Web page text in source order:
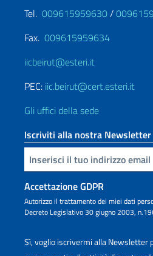
Tel. 009615959630/
Fax. 009615959634
iicbeirut@esteri.it
PEC: iic.beirut@cert.esteri.it
Gli uffici della sede
Iscriviti alla nostra Newsletter
Inserisci la tua email
Accettazione GDPR
Autorizzo il trattamento dei miei dati
Decreto Legislativo 30 giugno 2003,
Sì, voglio iscrivermi alla Newsletter